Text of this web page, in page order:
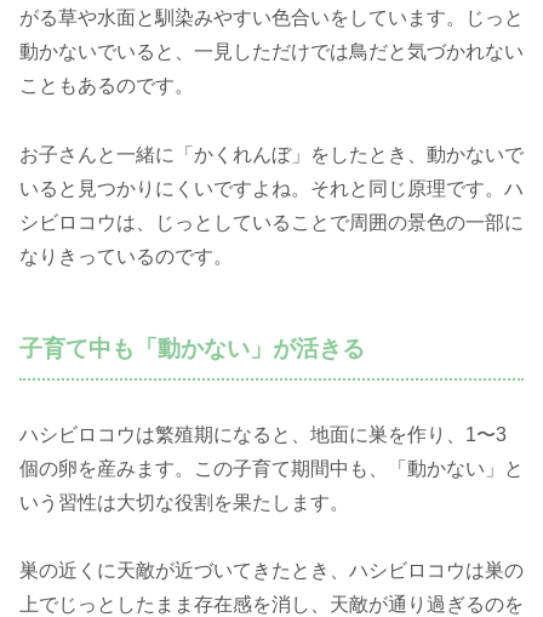
がる草や水面と馴染みやすい色合いをしています。じっと
動かないでいると、一見しただけでは鳥だと気づかれない
こともあるのです。
お子さんと一緒に「かくれんぼ」をしたとき、動かないで
いると見つかりにくいですよね。それと同じ原理です。ハ
シビロコウは、じっとしていることで周囲の景色の一部に
なりきっているのです。
子育て中も「動かない」が活きる
ハシビロコウは繁殖期になると、地面に巣を作り、1〜3
個の卵を産みます。この子育て期間中も、「動かない」と
いう習性は大切な役割を果たします。
巣の近くに天敵が近づいてきたとき、ハシビロコウは巣の
上でじっとしたまま存在感を消し、天敵が通り過ぎるのを